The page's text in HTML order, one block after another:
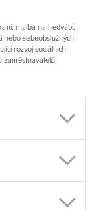
malba na hedvábí,
nebo sebeobslužných
rozvoj sociálních
zaměstnavatelů,